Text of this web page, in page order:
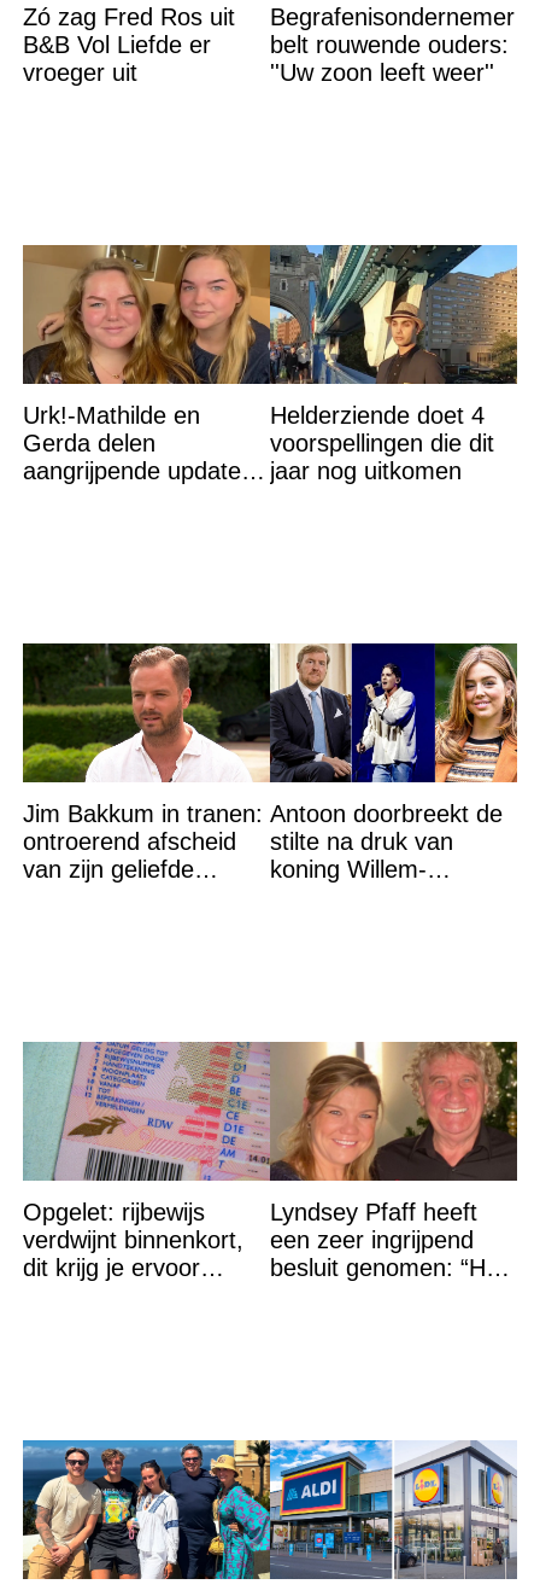
Zó zag Fred Ros uit
B&B Vol Liefde er
vroeger uit
Begrafenisondernemer
belt rouwende ouders:
''Uw zoon leeft weer''
Urk!-Mathilde en
Gerda delen
aangrijpende update
Helderziende doet 4
voorspellingen die dit
jaar nog uitkomen
Jim Bakkum in tranen:
ontroerend afscheid
van zijn geliefde
Antoon doorbreekt de
stilte na druk van
koning Willem-
Opgelet: rijbewijs
verdwijnt binnenkort,
dit krijg je ervoor
Lyndsey Pfaff heeft
een zeer ingrijpend
besluit genomen: “Het